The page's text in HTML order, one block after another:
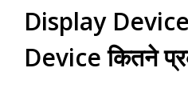
Display
Device कितने